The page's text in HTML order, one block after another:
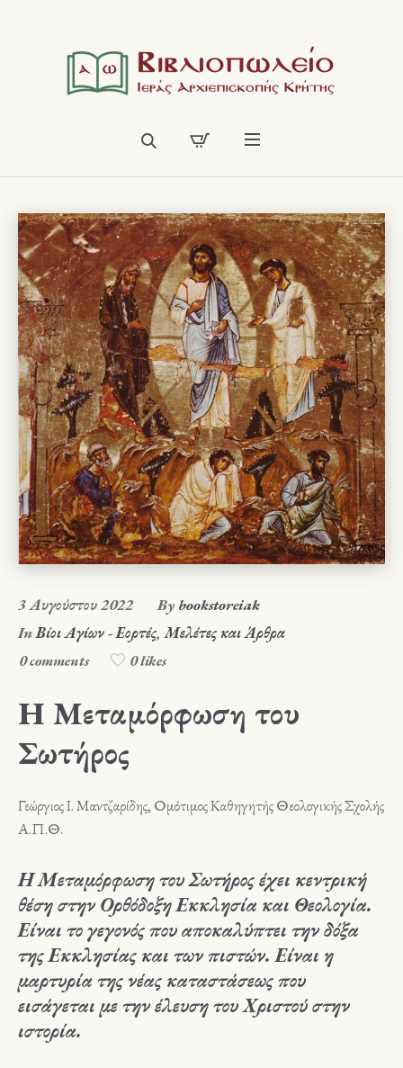
3 Αυγούστου 2022 By bookstoreiak
InΒίοι Αγίων - Εορτές,Μελέτες και Άρθρα
0 comments 0 likes
Η Μεταμόρφωση του
Σωτήρος
Γεώργιος Ι. Μαντζαρίδης, Ομότιμος Καθηγητής Θεολογικής Σχολής
Α.Π.Θ.
Η Μεταμόρφωση του Σωτήρος έχει κεντρική
θέση στην Ορθόδοξη Εκκλησία και Θεολογία.
Είναι το γεγονός που αποκαλύπτει την δόξα
της Εκκλησίας και των πιστών. Είναι η
μαρτυρία της νέας καταστάσεως που
εισάγεται με την έλευση του Χριστού στην
ιστορία.